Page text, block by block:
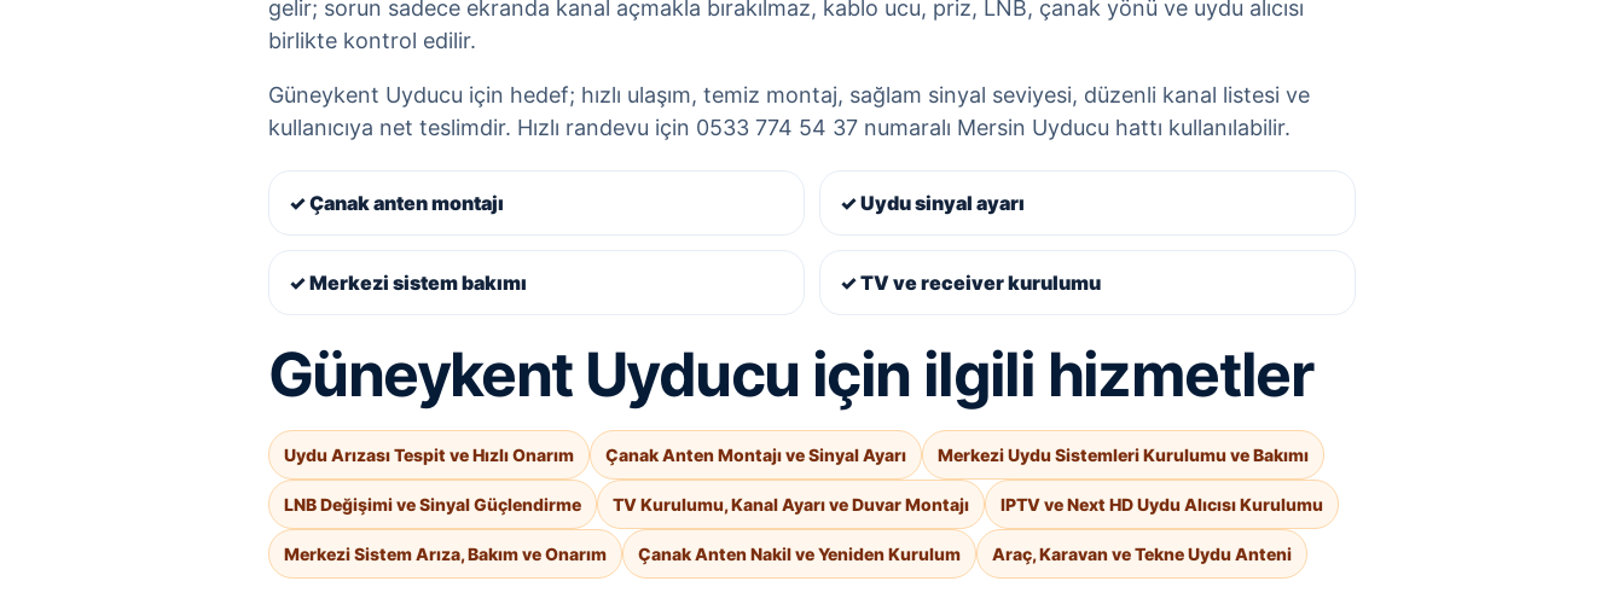
gelir; sorun sadece ekranda kanal açmakla bırakılmaz, kablo ucu, priz, LNB, çanak yönü ve uydu alıcısı
birlikte kontrol edilir.
Güneykent Uyducu için hedef; hızlı ulaşım, temiz montaj, sağlam sinyal seviyesi, düzenli kanal listesi ve
kullanıcıya net teslimdir. Hızlı randevu için 0533 774 54 37 numaralı Mersin Uyducu hattı kullanılabilir.
✓ Çanak anten montajı ✓ Uydu sinyal ayarı
✓ Merkezi sistem bakımı ✓ TV ve receiver kurulumu
Güneykent Uyducu için ilgili hizmetler
Uydu Arızası Tespit ve Hızlı Onarım Çanak Anten Montajı ve Sinyal Ayarı Merkezi Uydu Sistemleri Kurulumu ve Bakımı
LNB Değişimi ve Sinyal Güçlendirme TV Kurulumu, Kanal Ayarı ve Duvar Montajı IPTV ve Next HD Uydu Alıcısı Kurulumu
Merkezi Sistem Arıza, Bakım ve Onarım Çanak Anten Nakil ve Yeniden Kurulum Araç, Karavan ve Tekne Uydu Anteni